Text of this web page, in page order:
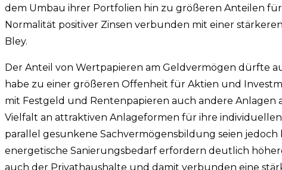
dem Umbau ihrer Portfolien hin zu größeren Anteilen
Normalität positiver Zinsen verbunden mit einer
Bley.
Der Anteil von Wertpapieren am Geldvermögen dürfte
habe zu einer größeren Offenheit für Aktien und
mit Festgeld und Rentenpapieren auch andere Anlagen
Vielfalt an attraktiven Anlageformen für ihre
parallel gesunkene Sachvermögensbildung seien
energetische Sanierungsbedarf erfordern deutlich
auch der Privathaushalte und damit verbunden eine